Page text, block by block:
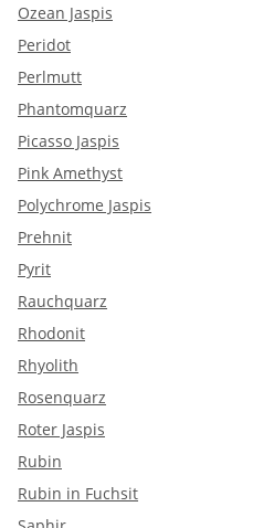
Ozean Jaspis
Peridot
Perlmutt
Phantomquarz
Picasso Jaspis
Pink Amethyst
Polychrome Jaspis
Prehnit
Pyrit
Rauchquarz
Rhodonit
Rhyolith
Rosenquarz
Roter Jaspis
Rubin
Rubin in Fuchsit